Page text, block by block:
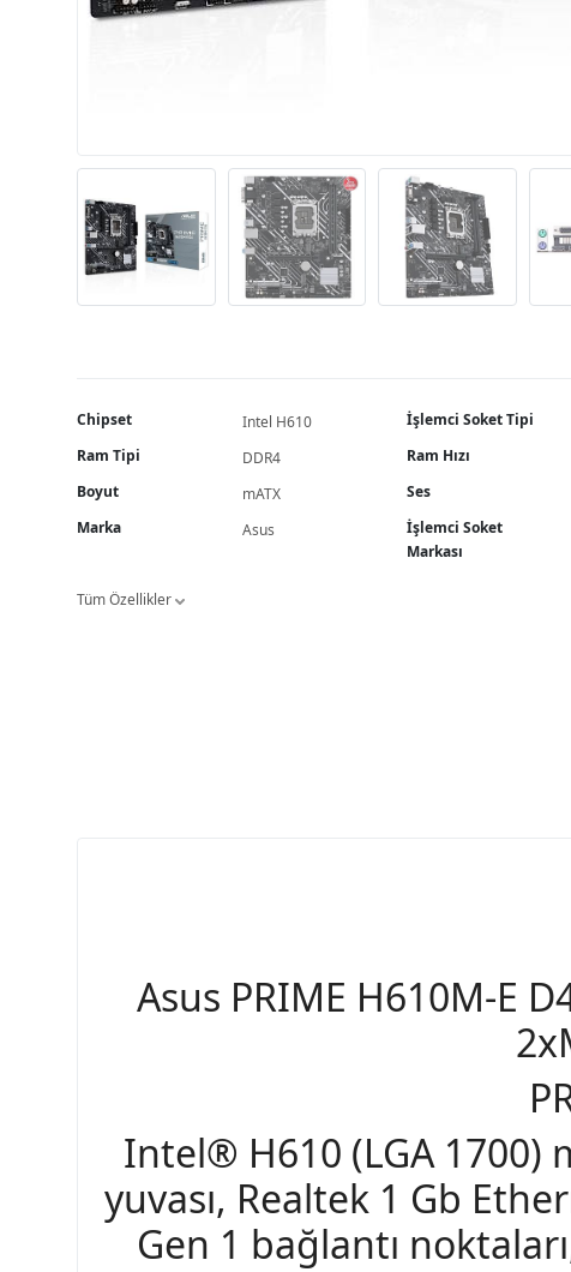
Chipset Intel H610 İşlemci Soket Tipi
Ram Tipi
DDR4 Ram Hızı
Boyut
mATX Ses
Marka
Asus
İşlemci Soket
Markası
Tüm Özellikler
Asus PRIME H610M-E
Intel® H610 (LGA 1700)
yuvası, Realtek 1 Gb
Gen 1 bağlantı